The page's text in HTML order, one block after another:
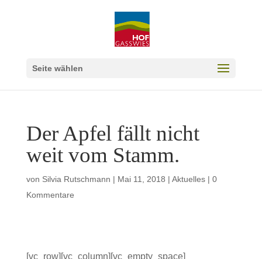
Seite wählen
Der Apfel fällt nicht
weit vom Stamm.
von Silvia Rutschmann | Mai 11, 2018 | Aktuelles| 0
Kommentare
[vc_row][vc_column][vc_empty_space]